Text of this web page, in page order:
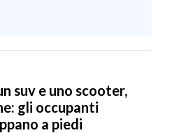
suv e uno scooter,
gli occupanti
a piedi